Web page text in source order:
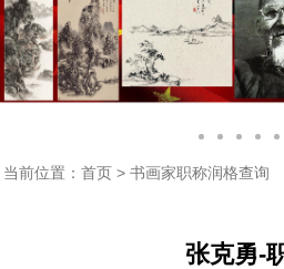
当前位置： 首页> 书画家职称润格查询
张克勇-